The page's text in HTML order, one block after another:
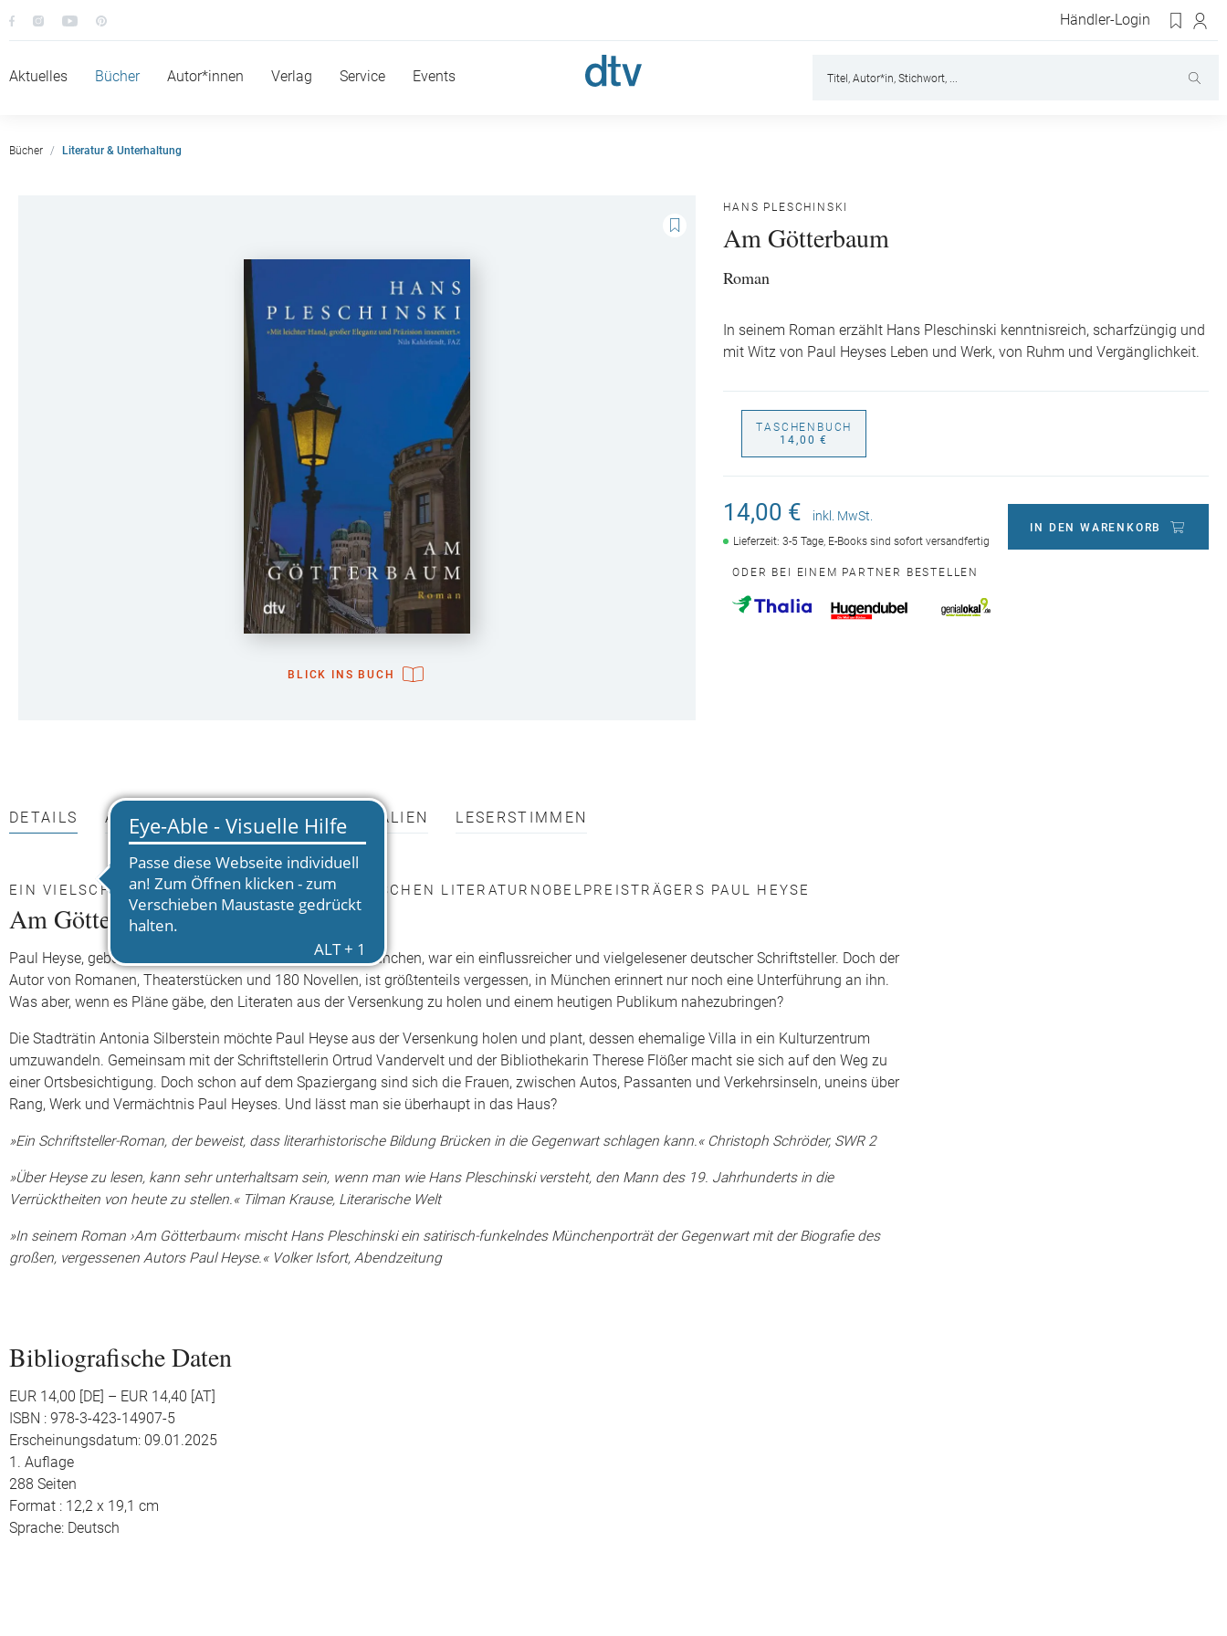
Händler-Login
Aktuelles Bücher Autor*innen Verlag Service Events
Bücher Literatur & Unterhaltung
BLICK INS BUCH
HANS PLESCHINSKI
Am Götterbaum
Roman
In seinem Roman erzählt Hans Pleschinski kenntnisreich, scharfzüngig und
mit Witz von Paul Heyses Leben und Werk, von Ruhm und Vergänglichkeit.
TASCHENBUCH
14,00 €
14,00 € inkl. MwSt.
Lieferzeit: 3-5 Tage, E-Books sind sofort versandfertig
IN DEN WARENKORB
ODER BEI EINEM PARTNER BESTELLEN
DETAILS AUTOR*INNEN PRESSEMATERIALIEN LESERSTIMMEN
EIN VIELSCHICHTIGES LEBENSBILD DES DEUTSCHEN LITERATURNOBELPREISTRÄGERS PAUL HEYSE
Am Götterbaum
Paul Heyse, geboren 1830 in Berlin, verstorben 1914 in München, war ein einflussreicher und vielgelesener deutscher Schriftsteller. Doch der
Autor von Romanen, Theaterstücken und 180 Novellen, ist größtenteils vergessen, in München erinnert nur noch eine Unterführung an ihn.
Was aber, wenn es Pläne gäbe, den Literaten aus der Versenkung zu holen und einem heutigen Publikum nahezubringen?
Die Stadträtin Antonia Silberstein möchte Paul Heyse aus der Versenkung holen und plant, dessen ehemalige Villa in ein Kulturzentrum
umzuwandeln. Gemeinsam mit der Schriftstellerin Ortrud Vandervelt und der Bibliothekarin Therese Flößer macht sie sich auf den Weg zu
einer Ortsbesichtigung. Doch schon auf dem Spaziergang sind sich die Frauen, zwischen Autos, Passanten und Verkehrsinseln, uneins über
Rang, Werk und Vermächtnis Paul Heyses. Und lässt man sie überhaupt in das Haus?
»Ein Schriftsteller-Roman, der beweist, dass literarhistorische Bildung Brücken in die Gegenwart schlagen kann.« Christoph Schröder, SWR 2
»Über Heyse zu lesen, kann sehr unterhaltsam sein, wenn man wie Hans Pleschinski versteht, den Mann des 19. Jahrhunderts in die
Verrücktheiten von heute zu stellen.« Tilman Krause, Literarische Welt
»In seinem Roman ›Am Götterbaum‹ mischt Hans Pleschinski ein satirisch-funkelndes Münchenporträt der Gegenwart mit der Biografie des
großen, vergessenen Autors Paul Heyse.« Volker Isfort, Abendzeitung
Bibliografische Daten
EUR 14,00 [DE] – EUR 14,40 [AT]
ISBN : 978-3-423-14907-5
Erscheinungsdatum: 09.01.2025
1. Auflage
288 Seiten
Format : 12,2 x 19,1 cm
Sprache: Deutsch